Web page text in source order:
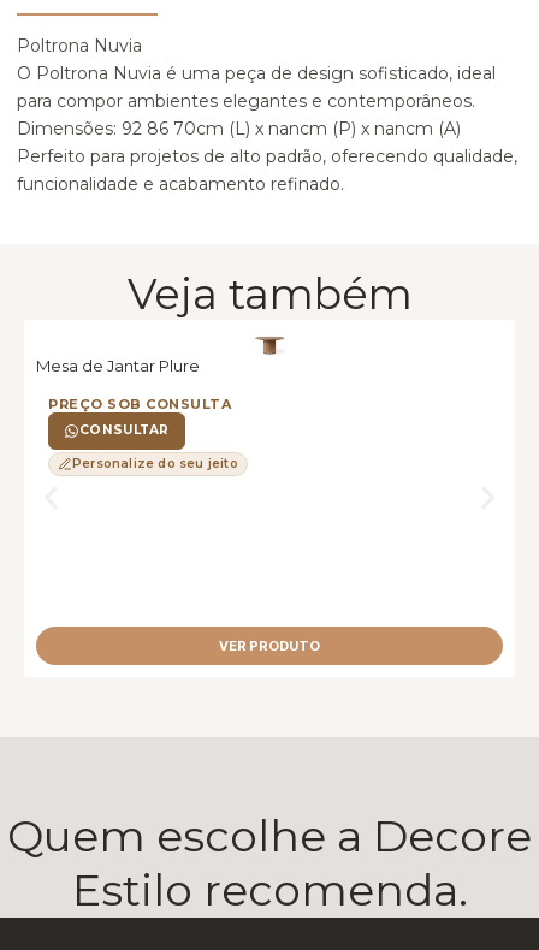
Poltrona Nuvia
O Poltrona Nuvia é uma peça de design sofisticado, ideal
para compor ambientes elegantes e contemporâneos.
Dimensões: 92 86 70cm (L) x nancm (P) x nancm (A)
Perfeito para projetos de alto padrão, oferecendo qualidade,
funcionalidade e acabamento refinado.
Veja também
Mesa de Jantar Plure
PREÇO SOB CONSULTA
CONSULTAR
Personalize do seu jeito
VER PRODUTO
Quem escolhe a Decore
Estilo recomenda.